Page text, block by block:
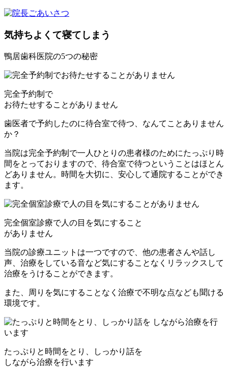
気持ちよくて寝てしまう
鴨居歯科医院の5つの秘密
完全予約制で
お待たせすることがありません
歯医者で予約したのに待合室で待つ、なんてことありません
か？
当院は完全予約制で一人ひとりの患者様のためにたっぷり時
間をとっておりますので、待合室で待つということはほとん
どありません。時間を大切に、安心して通院することができ
ます。
完全個室診療で人の目を気にすること
がありません
当院の診療ユニットは一つですので、他の患者さんや話し
声、治療をしている音など気にすることなくリラックスして
治療をうけることができます。
また、周りを気にすることなく治療で不明な点なども聞ける
環境です。
たっぷりと時間をとり、しっかり話を
しながら治療を行います